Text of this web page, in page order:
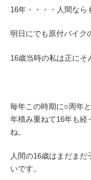
16年・・・・人間なら
明日にでも原付バイク
16歳当時の私は正にそ
毎年この時期に○周年
年積み重ねて16年も経
ね。
人間の16歳はまだま
いです。